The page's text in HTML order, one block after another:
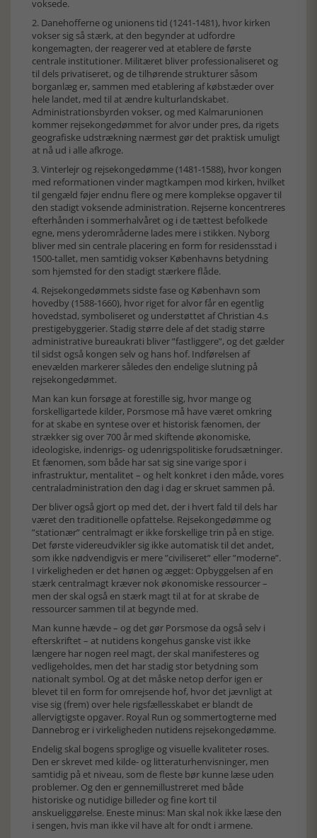
voksede.
2. Danehofferne og unionens tid (1241-1481), hvor kirken
vokser sig så stærk, at den begynder at udfordre
kongemagten, der reagerer ved at etablere de første
centrale institutioner. Militæret bliver professionaliseret og
til dels privatiseret, og de tilhørende strukturer såsom
borganlæg er, sammen med etablering af købstæder over
hele landet, med til at ændre kulturlandskabet.
Administrationsbyrden vokser, og med Kalmarunionen
kommer rejsekongedømmet for alvor under pres, da rigets
geografiske udstrækning nærmest gør det praktisk umuligt
at nå ud i alle afkroge.
3. Vinterlejr og rejsekongedømme (1481-1588), hvor kongen
med reformationen vinder magtkampen mod kirken, hvilket
til gengæld føjer endnu flere og mere komplekse opgaver til
den stadigt voksende administration. Rejserne koncentreres
efterhånden i sommerhalvåret og i de tættest befolkede
egne, mens yderområderne lades mere i stikken. Nyborg
bliver med sin centrale placering en form for residensstad i
1500-tallet, men samtidig vokser Københavns betydning
som hjemsted for den stadigt stærkere flåde.
4. Rejsekongedømmets sidste fase og København som
hovedby (1588-1660), hvor riget for alvor får en egentlig
hovedstad, symboliseret og understøttet af Christian 4.s
prestigebyggerier. Stadig større dele af det stadig større
administrative bureaukrati bliver ”fastliggere”, og det gælder
til sidst også kongen selv og hans hof. Indførelsen af
enevælden markerer således den endelige slutning på
rejsekongedømmet.
Man kan kun forsøge at forestille sig, hvor mange og
forskelligartede kilder, Porsmose må have været omkring
for at skabe en syntese over et historisk fænomen, der
strækker sig over 700 år med skiftende økonomiske,
ideologiske, indenrigs- og udenrigspolitiske forudsætninger.
Et fænomen, som både har sat sig sine varige spor i
infrastruktur, mentalitet – og helt konkret i den måde, vores
centraladministration den dag i dag er skruet sammen på.
Der bliver også gjort op med det, der i hvert fald til dels har
været den traditionelle opfattelse. Rejsekongedømme og
”stationær” centralmagt er ikke forskellige trin på en stige.
Det første videreudvikler sig ikke automatisk til det andet,
som ikke nødvendigvis er mere ”civiliseret” eller ”moderne”.
I virkeligheden er det hønen og ægget: Opbyggelsen af en
stærk centralmagt kræver nok økonomiske ressourcer –
men der skal også en stærk magt til at for at skrabe de
ressourcer sammen til at begynde med.
Man kunne hævde – og det gør Porsmose da også selv i
efterskriftet – at nutidens kongehus ganske vist ikke
længere har nogen reel magt, der skal manifesteres og
vedligeholdes, men det har stadig stor betydning som
nationalt symbol. Og at det måske netop derfor igen er
blevet til en form for omrejsende hof, hvor det jævnligt at
vise sig (frem) over hele rigsfællesskabet er blandt de
allervigtigste opgaver. Royal Run og sommertogterne med
Dannebrog er i virkeligheden nutidens rejsekongedømme.
Endelig skal bogens sproglige og visuelle kvaliteter roses.
Den er skrevet med kilde- og litteraturhenvisninger, men
samtidig på et niveau, som de fleste bør kunne læse uden
problemer. Og den er gennemillustreret med både
historiske og nutidige billeder og fine kort til
anskueliggørelse. Eneste minus: Man skal nok ikke læse den
i sengen, hvis man ikke vil have alt for ondt i armene.